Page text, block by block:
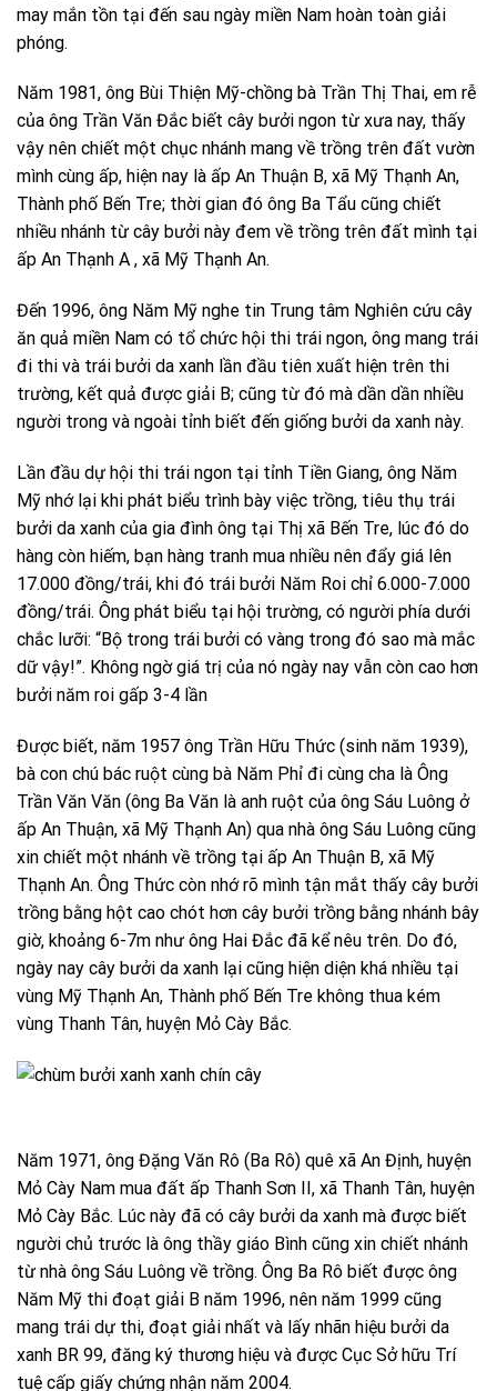
may mắn tồn tại đến sau ngày miền Nam hoàn toàn giải
phóng.
Năm 1981, ông Bùi Thiện Mỹ-chồng bà Trần Thị Thai, em rễ
của ông Trần Văn Đắc biết cây bưởi ngon từ xưa nay, thấy
vậy nên chiết một chục nhánh mang về trồng trên đất vườn
mình cùng ấp, hiện nay là ấp An Thuận B, xã Mỹ Thạnh An,
Thành phố Bến Tre; thời gian đó ông Ba Tẩu cũng chiết
nhiều nhánh từ cây bưởi này đem về trồng trên đất mình tại
ấp An Thạnh A , xã Mỹ Thạnh An.
Đến 1996, ông Năm Mỹ nghe tin Trung tâm Nghiên cứu cây
ăn quả miền Nam có tổ chức hội thi trái ngon, ông mang trái
đi thi và trái bưởi da xanh lần đầu tiên xuất hiện trên thi
trường, kết quả được giải B; cũng từ đó mà dần dần nhiều
người trong và ngoài tỉnh biết đến giống bưởi da xanh này.
Lần đầu dự hội thi trái ngon tại tỉnh Tiền Giang, ông Năm
Mỹ nhớ lại khi phát biểu trình bày việc trồng, tiêu thụ trái
bưởi da xanh của gia đình ông tại Thị xã Bến Tre, lúc đó do
hàng còn hiếm, bạn hàng tranh mua nhiều nên đẩy giá lên
17.000 đồng/trái, khi đó trái bưởi Năm Roi chỉ 6.000-7.000
đồng/trái. Ông phát biểu tại hội trường, có người phía dưới
chắc lưỡi: “Bộ trong trái bưởi có vàng trong đó sao mà mắc
dữ vậy!”. Không ngờ giá trị của nó ngày nay vẫn còn cao hơn
bưởi năm roi gấp 3-4 lần
Được biết, năm 1957 ông Trần Hữu Thức (sinh năm 1939),
bà con chú bác ruột cùng bà Năm Phỉ đi cùng cha là Ông
Trần Văn Văn (ông Ba Văn là anh ruột của ông Sáu Luông ở
ấp An Thuận, xã Mỹ Thạnh An) qua nhà ông Sáu Luông cũng
xin chiết một nhánh về trồng tại ấp An Thuận B, xã Mỹ
Thạnh An. Ông Thức còn nhớ rõ mình tận mắt thấy cây bưởi
trồng bằng hột cao chót hơn cây bưởi trồng bằng nhánh bây
giờ, khoảng 6-7m như ông Hai Đắc đã kể nêu trên. Do đó,
ngày nay cây bưởi da xanh lại cũng hiện diện khá nhiều tại
vùng Mỹ Thạnh An, Thành phố Bến Tre không thua kém
vùng Thanh Tân, huyện Mỏ Cày Bắc.
Năm 1971, ông Đặng Văn Rô (Ba Rô) quê xã An Định, huyện
Mỏ Cày Nam mua đất ấp Thanh Sơn II, xã Thanh Tân, huyện
Mỏ Cày Bắc. Lúc này đã có cây bưởi da xanh mà được biết
người chủ trước là ông thầy giáo Bình cũng xin chiết nhánh
từ nhà ông Sáu Luông về trồng. Ông Ba Rô biết được ông
Năm Mỹ thi đoạt giải B năm 1996, nên năm 1999 cũng
mang trái dự thi, đoạt giải nhất và lấy nhãn hiệu bưởi da
xanh BR 99, đăng ký thương hiệu và được Cục Sở hữu Trí
tuệ cấp giấy chứng nhận năm 2004.